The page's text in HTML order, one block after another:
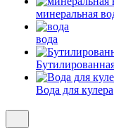
минеральная
вода
Вода для кулера